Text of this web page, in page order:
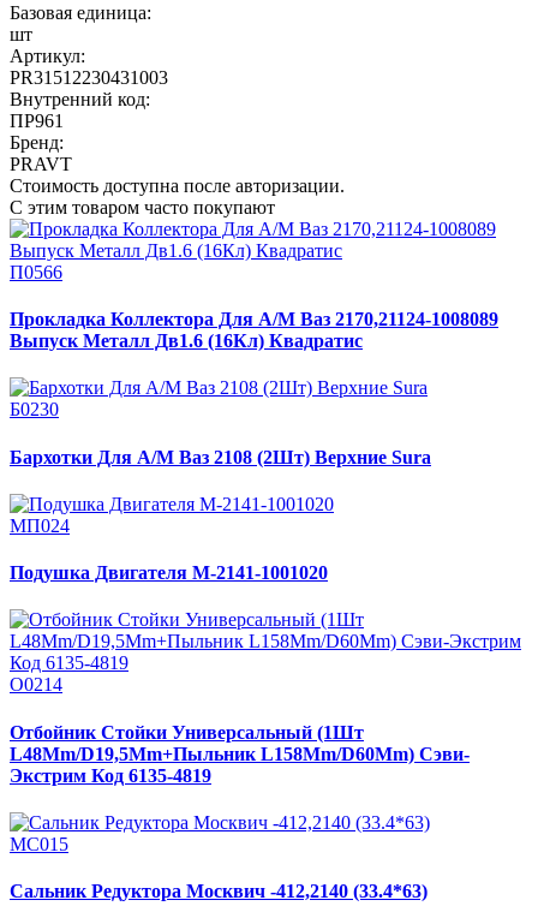
Базовая единица:
шт
Артикул:
PR31512230431003
Внутренний код:
ПР961
Бренд:
PRAVT
Стоимость доступна после авторизации.
С этим товаром часто покупают
П0566
Прокладка Коллектора Для А/М Ваз 2170,21124-1008089
Выпуск Металл Дв1.6 (16Кл) Квадратис
Б0230
Бархотки Для А/М Ваз 2108 (2Шт) Верхние Sura
МП024
Подушка Двигателя М-2141-1001020
О0214
Отбойник Стойки Универсальный (1Шт
L48Mm/D19,5Mm+Пыльник L158Mm/D60Mm) Сэви-
Экстрим Код 6135-4819
МС015
Сальник Редуктора Москвич -412,2140 (33.4*63)